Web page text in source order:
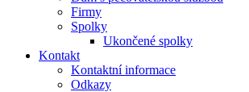
Firmy
Spolky
Ukončené spolky
Kontakt
Kontaktní informace
Odkazy